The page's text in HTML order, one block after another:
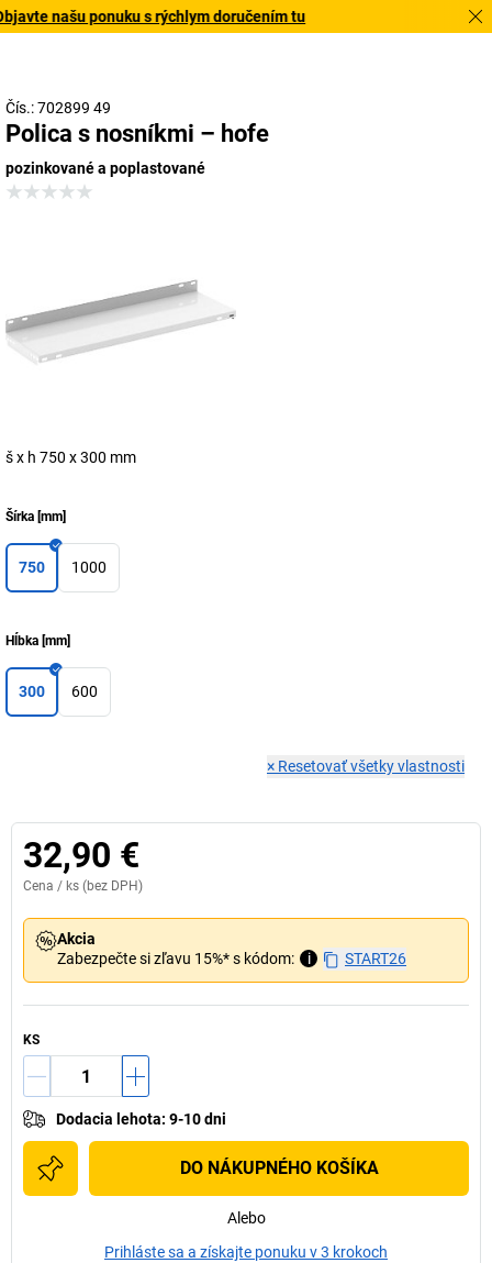
našu ponuku s rýchlym doručením tu
Čís.: 702899 49
Polica s nosníkmi – hofe
pozinkované a poplastované
š x h 750 x 300 mm
Šírka [mm]
750 1000
Hĺbka [mm]
300 600
× Resetovať všetky vlastnosti
32,90 €
Cena / ks (bez DPH)
Akcia
Zabezpečte si zľavu 15%* s kódom:
i START26
KS
Dodacia lehota: 9-10 dni
DO NÁKUPNÉHO KOŠÍKA
Alebo
Prihláste sa a získajte ponuku v 3 krokoch